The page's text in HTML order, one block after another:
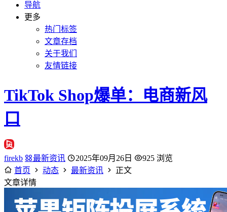
导航
更多
热门标签
文章存档
关于我们
友情链接
TikTok Shop爆单：电商新风
口
firekb 最新资讯 2025年09月26日
925 浏览
首页
动态 最新资讯
正文
文章详情